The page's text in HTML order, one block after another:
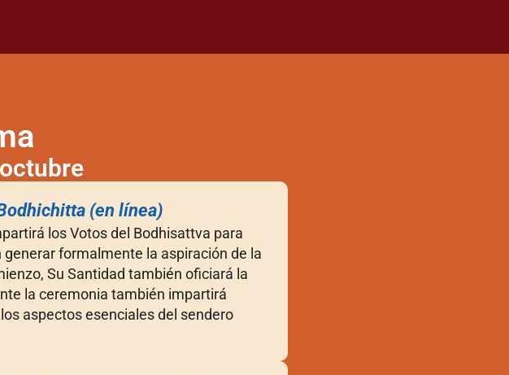
(en línea)
los Votos del Bodhisattva para
formalmente la aspiración de la
Su Santidad también oficiará la
la ceremonia también impartirá
aspectos esenciales del sendero